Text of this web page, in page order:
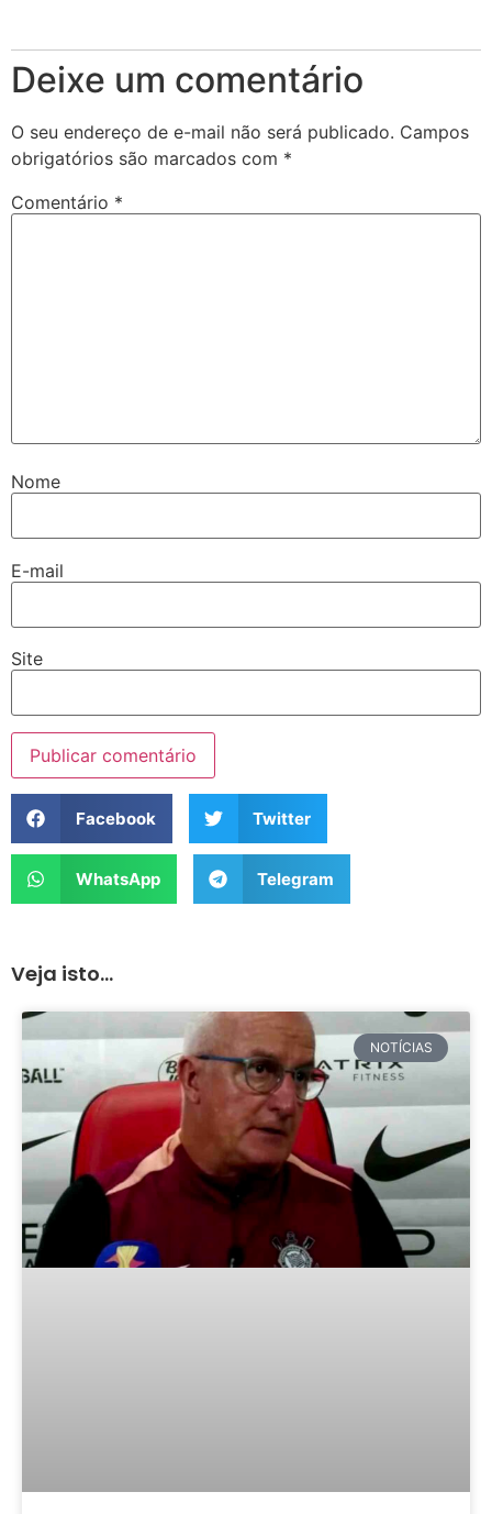
Deixe um comentário
O seu endereço de e-mail não será publicado. Campos
obrigatórios são marcados com *
Comentário *
Nome
E-mail
Site
Facebook Twitter
WhatsApp Telegram
Veja isto...
NOTÍCIAS